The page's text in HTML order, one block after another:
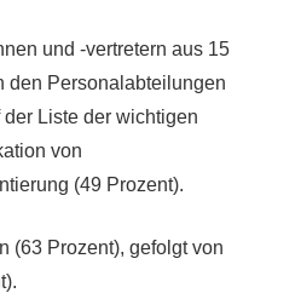
und -vertretern aus 15
den Personalabteilungen
Liste der wichtigen
von
(49 Prozent).
(63 Prozent), gefolgt von